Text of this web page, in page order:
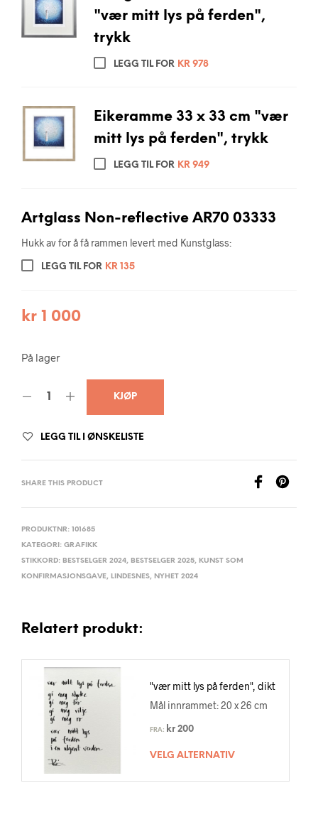
"vær mitt lys på ferden",
trykk
LEGG TIL FOR KR 978
Eikeramme 33 x 33 cm "vær
mitt lys på ferden", trykk
LEGG TIL FOR KR949
Artglass Non-reflective AR70 03333
Hukk av for å få rammen levert med Kunstglass:
LEGG TIL FOR KR 135
kr 1 000
På lager
KJØP
LEGG TIL I ØNSKELISTE
SHARE THIS PRODUCT
PRODUKTNR: 101685
KATEGORI: GRAFIKK
STIKKORD: BESTSELGER 2024, BESTSELGER 2025, KUNST SOM
KONFIRMASJONSGAVE, LINDESNES, NYHET 2024
Relatert produkt:
"vær mitt lys på ferden", dikt
Mål innrammet: 20 x 26 cm
FRA: kr 200
VELG ALTERNATIV